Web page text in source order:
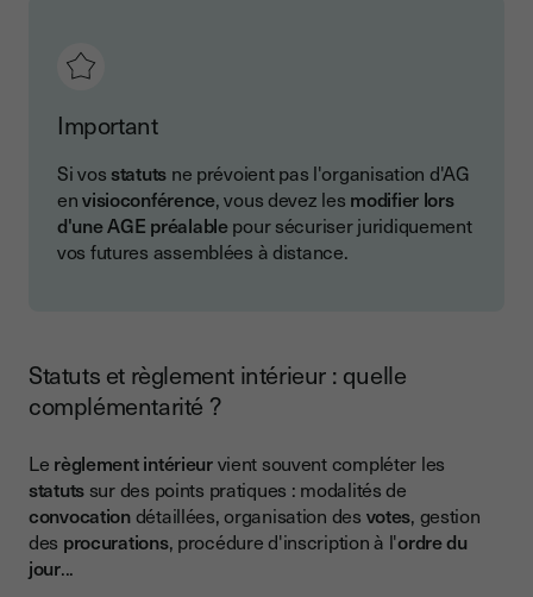
Important
Si vos statuts ne prévoient pas l'organisation d'AG
envisioconférence, vous devez les modifier lors
d'une AGE préalablepour sécuriser juridiquement
vos futures assemblées à distance.
Statuts et règlement intérieur : quelle
complémentarité ?
Le règlement intérieurvient souvent compléter les
statuts sur des points pratiques : modalités de
convocationdétaillées, organisation des votes, gestion
des procurations, procédure d'inscription à l'ordre du
jour...